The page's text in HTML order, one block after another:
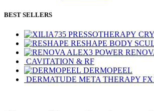
BEST SELLERS
RESHAPE BODY
CAVITATION & RF
DERMOPEEL
DERMATUDE META THERAPY